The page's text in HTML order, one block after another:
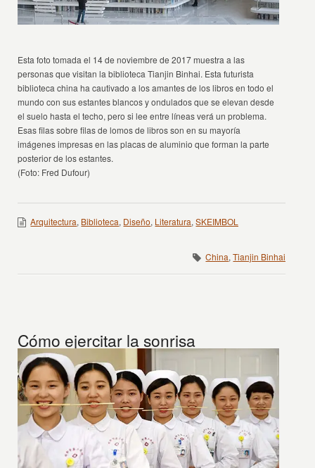
Esta foto tomada el 14 de noviembre de 2017 muestra a las
personas que visitan la biblioteca Tianjin Binhai. Esta futurista
biblioteca china ha cautivado a los amantes de los libros en todo el
mundo con sus estantes blancos y ondulados que se elevan desde
el suelo hasta el techo, pero si lee entre líneas verá un problema.
Esas filas sobre filas de lomos de libros son en su mayoría
imágenes impresas en las placas de aluminio que forman la parte
posterior de los estantes.
(Foto: Fred Dufour)
Arquitectura, Biblioteca, Diseño, Literatura,SKEIMBOL
China,Tianjin Binhai
Cómo ejercitar la sonrisa